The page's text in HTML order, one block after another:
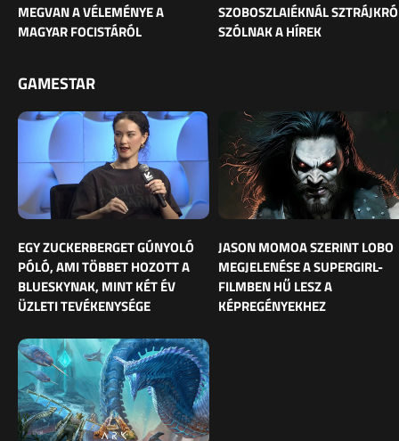
MEGVAN A VÉLEMÉNYE A
MAGYAR FOCISTÁRÓL
SZOBOSZLAIÉKNÁL
SZÓLNAK A HÍREK
GAMESTAR
EGY ZUCKERBERGET GÚNYOLÓ
PÓLÓ, AMI TÖBBET HOZOTT A
BLUESKYNAK, MINT KÉT ÉV
ÜZLETI TEVÉKENYSÉGE
JASON MOMOA SZERINT LOBO
MEGJELENÉSE A SUPERGIRL-
FILMBEN HŰ LESZ A
KÉPREGÉNYEKHEZ